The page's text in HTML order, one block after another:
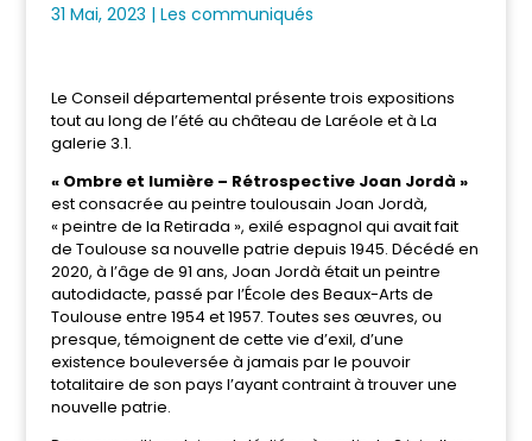
31 Mai, 2023 | Les communiqués
Le Conseil départemental présente trois expositions
tout au long de l’été au château de Laréole et à La
galerie 3.1.
« Ombre et lumière – Rétrospective Joan Jordà »
est consacrée au peintre toulousain Joan Jordà,
« peintre de la Retirada », exilé espagnol qui avait fait
de Toulouse sa nouvelle patrie depuis 1945. Décédé en
2020, à l’âge de 91 ans, Joan Jordà était un peintre
autodidacte, passé par l’École des Beaux-Arts de
Toulouse entre 1954 et 1957. Toutes ses œuvres, ou
presque, témoignent de cette vie d’exil, d’une
existence bouleversée à jamais par le pouvoir
totalitaire de son pays l’ayant contraint à trouver une
nouvelle patrie.